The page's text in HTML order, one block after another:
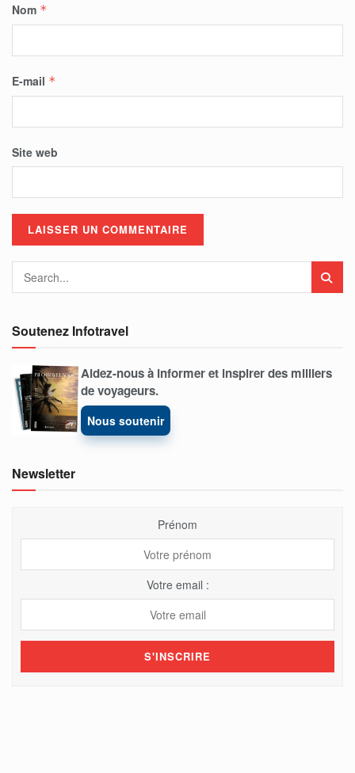
Nom *
E-mail *
Site web
Soutenez Infotravel
Aidez-nous à informer et inspirer des milliers
de voyageurs.
Nous soutenir
Newsletter
Prénom
Votre email :